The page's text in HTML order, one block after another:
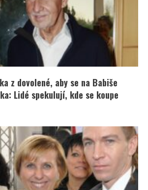
z dovolené, aby se na Babiše
Lidé spekulují, kde se koupe